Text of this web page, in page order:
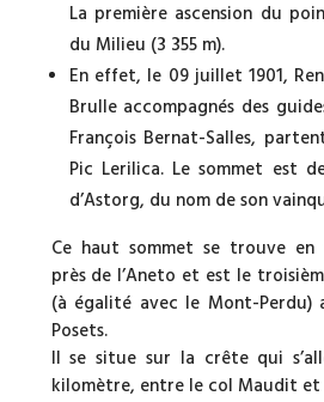
La première ascension du
du Milieu (3 355 m).
En effet, le 09 juillet 1901,
Brulle accompagnés des
François Bernat-Salles,
Pic Lerilica. Le sommet est
d’Astorg, du nom de son
Ce haut sommet se trouve
près de l’Aneto et est le
(à égalité avec le Mont-Perdu)
Posets.
Il se situe sur la crête qui
kilomètre, entre le col Maudit